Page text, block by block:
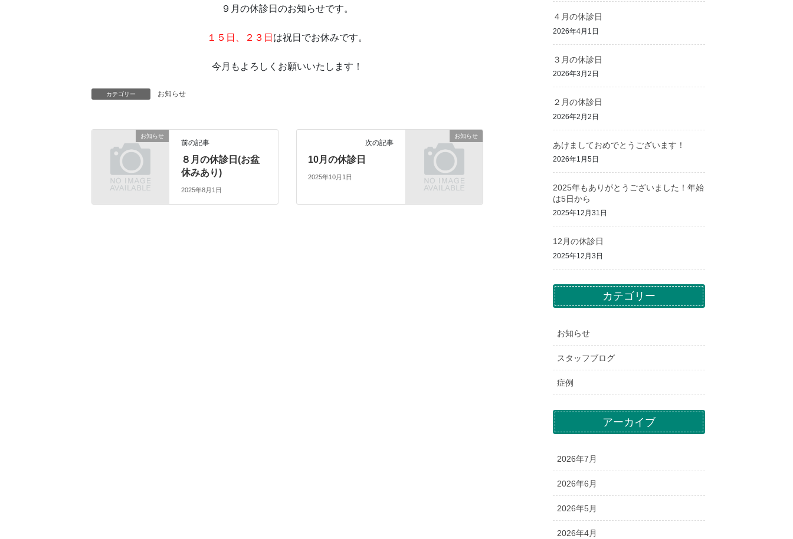
９月の休診日のお知らせです。
１５日、２３日 は祝日でお休みです。
今月もよろしくお願いいたします！
カテゴリー お知らせ
お知らせ
前の記事
８月の休診日(お盆
休みあり)
2025年8月1日
お知らせ
次の記事
10月の休診日
2025年10月1日
４月の休診日
2026年4月1日
３月の休診日
2026年3月2日
２月の休診日
2026年2月2日
あけましておめでとうございます！
2026年1月5日
2025年もありがとうございました！年始
は5日から
2025年12月31日
12月の休診日
2025年12月3日
カテゴリー
お知らせ
スタッフブログ
症例
アーカイブ
2026年7月
2026年6月
2026年5月
2026年4月